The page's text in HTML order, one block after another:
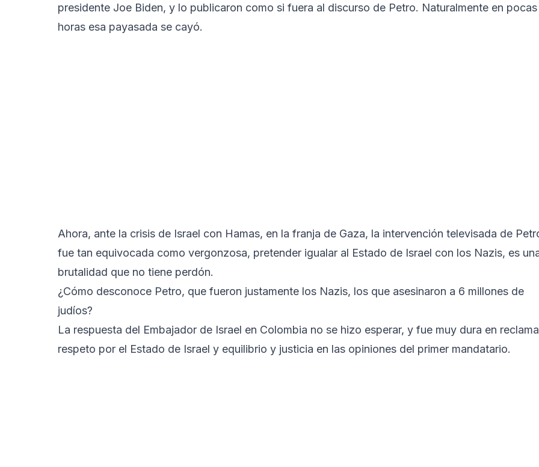
presidente Joe Biden, y lo publicaron como si fuera al discurso de Petro. Naturalmente en pocas
horas esa payasada se cayó.
Ahora, ante la crisis de Israel con Hamas, en la franja de Gaza, la intervención televisada de
fue tan equivocada como vergonzosa, pretender igualar al Estado de Israel con los Nazis, es
brutalidad que no tiene perdón.
¿Cómo desconoce Petro, que fueron justamente los Nazis, los que asesinaron a 6 millones de
judíos?
La respuesta del Embajador de Israel en Colombia no se hizo esperar, y fue muy dura en
respeto por el Estado de Israel y equilibrio y justicia en las opiniones del primer mandatario.